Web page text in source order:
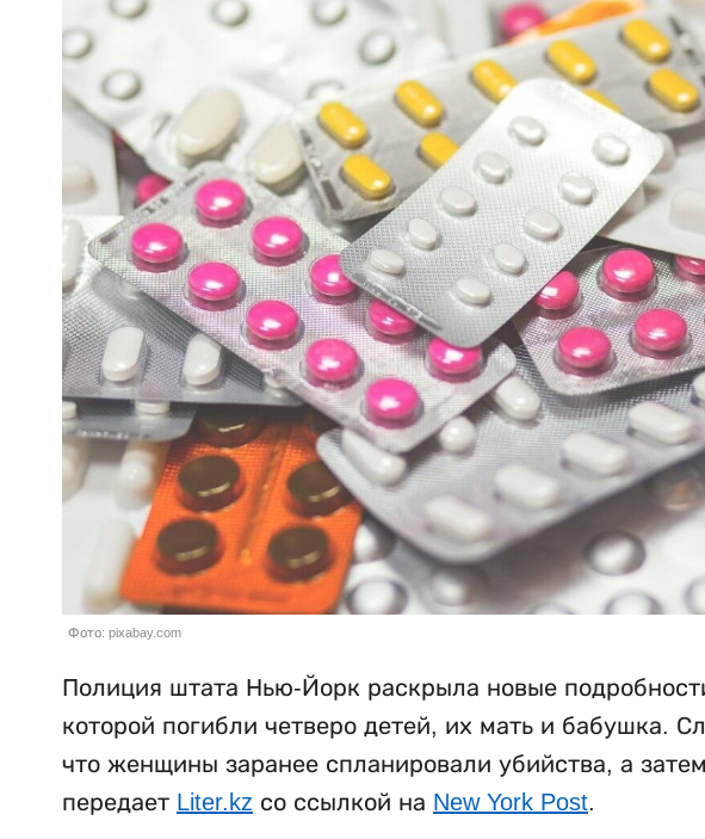
Фото: pixabay.com
Полиция штата Нью-Йорк раскрыла новые
которой погибли четверо детей, их мать и бабушка.
что женщины заранее спланировали убийства, а
передает Liter.kz со ссылкой на New York Post.